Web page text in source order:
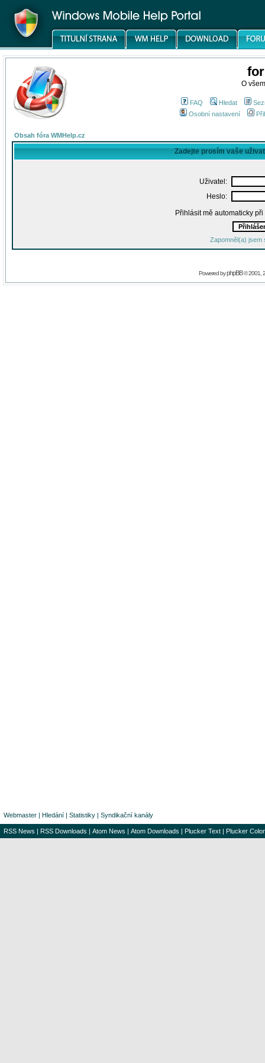
O
FAQ Hledat
Osobní nastavení
Obsah fóra WMHelp.cz
Zadejte prosím vaše
Uživatel:
Heslo:
Přihlásit mě automaticky
Zapomněl(a) jsem
Powered byphpBB© 2001,
Webmaster | Hledání | Statistiky | Syndikační kanály
RSS News | RSS Downloads | Atom News | Atom Downloads | Plucker Text | Plucker Color